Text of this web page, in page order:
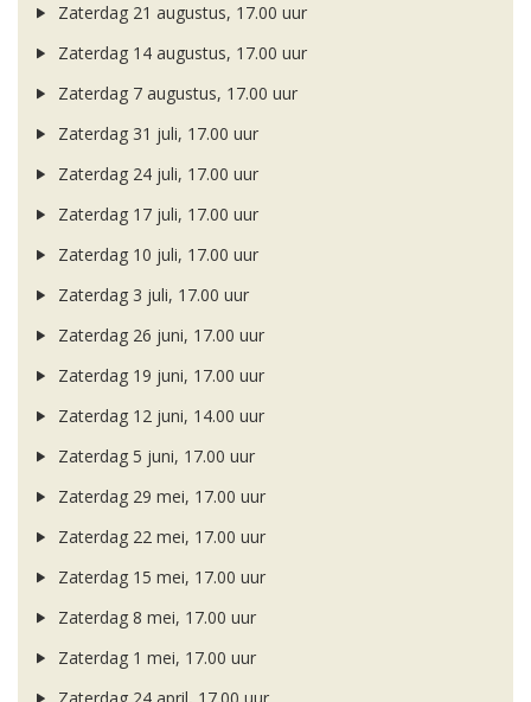
Zaterdag 21 augustus, 17.00 uur
Zaterdag 14 augustus, 17.00 uur
Zaterdag 7 augustus, 17.00 uur
Zaterdag 31 juli, 17.00 uur
Zaterdag 24 juli, 17.00 uur
Zaterdag 17 juli, 17.00 uur
Zaterdag 10 juli, 17.00 uur
Zaterdag 3 juli, 17.00 uur
Zaterdag 26 juni, 17.00 uur
Zaterdag 19 juni, 17.00 uur
Zaterdag 12 juni, 14.00 uur
Zaterdag 5 juni, 17.00 uur
Zaterdag 29 mei, 17.00 uur
Zaterdag 22 mei, 17.00 uur
Zaterdag 15 mei, 17.00 uur
Zaterdag 8 mei, 17.00 uur
Zaterdag 1 mei, 17.00 uur